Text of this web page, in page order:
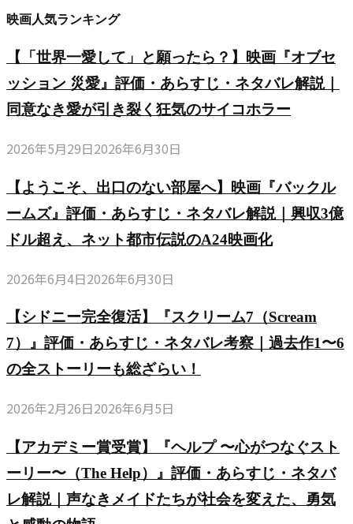
ペ
ー
ジ
送
り
映画人気ランキング
【「世界一愛して」と願ったら？】映画『オブセ
ッション 災愛』評価・あらすじ・ネタバレ解説｜
同意なき愛が引き裂く狂気のサイコホラー
2026年5月29日2026年6月30日
【ようこそ、出口のない部屋へ】映画『バックル
ームズ』評価・あらすじ・ネタバレ解説｜興収3億
ドル超え、ネット都市伝説のA24映画化
2026年6月4日2026年6月30日
【シドニー完全復活】『スクリーム7（Scream
7）』評価・あらすじ・ネタバレ考察｜過去作1〜6
の全ストーリーも総ざらい！
2026年2月26日2026年6月5日
【アカデミー賞受賞】『ヘルプ 〜心がつなぐスト
ーリー〜（The Help）』評価・あらすじ・ネタバ
レ解説｜声なきメイドたちが社会を変えた、勇気